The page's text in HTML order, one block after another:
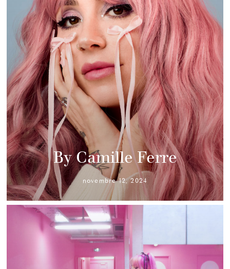
By Camille Ferre
novembre 12, 2024